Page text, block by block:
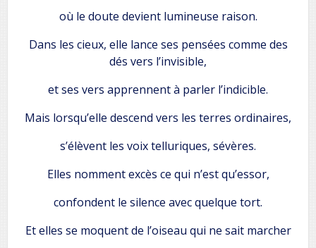
où le doute devient lumineuse raison.
Dans les cieux, elle lance ses pensées comme des
dés vers l’invisible,
et ses vers apprennent à parler l’indicible.
Mais lorsqu’elle descend vers les terres ordinaires,
s’élèvent les voix telluriques, sévères.
Elles nomment excès ce qui n’est qu’essor,
confondent le silence avec quelque tort.
Et elles se moquent de l’oiseau qui ne sait marcher